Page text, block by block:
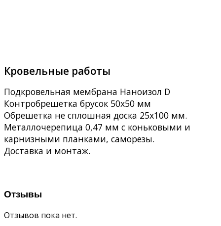
Кровельные работы
Подкровельная мембрана Наноизол D
Контробрешетка брусок 50х50 мм
Обрешетка не сплошная доска 25х100 мм.
Металлочерепица 0,47 мм с коньковыми и
карнизными планками, саморезы.
Доставка и монтаж.
Отзывы
Отзывов пока нет.